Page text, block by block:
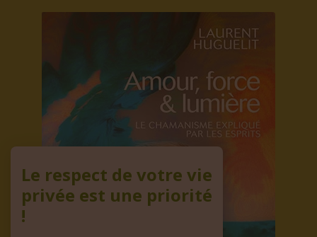
Le respect de votre vie
privée est une priorité
!